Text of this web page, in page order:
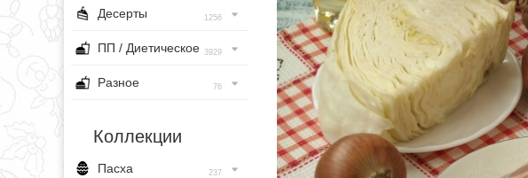
Десерты 1256
ПП / Диетическое 3929
Разное 76
Коллекции
Пасха 237